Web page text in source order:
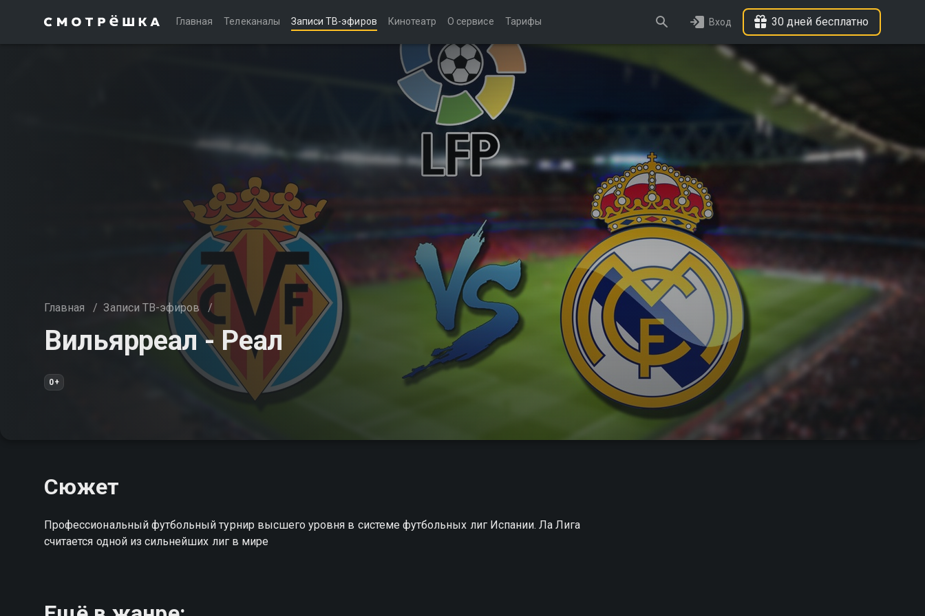
Главная Телеканалы Записи ТВ-эфиров Кинотеатр О сервисе Тарифы Вход 30 дней бесплатно
Главная / Записи ТВ-эфиров /
Вильярреал - Реал
0+
Сюжет
Профессиональный футбольный турнир высшего уровня в системе футбольных лиг Испании. Ла Лига
считается одной из сильнейших лиг в мире